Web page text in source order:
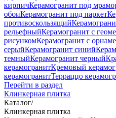
кирпичКерамогранит под
обоиКерамогранит под паркет
противоскользящий
рельефныйКерамогранит с
рисункомКерамогранит с
серыйКерамогранит синий
темныйКерамогранит черный
керамогранитКремовый
керамогранитТерраццо
Перейти в раздел
Клинкерная плитка
Каталог/
Клинкерная плитка